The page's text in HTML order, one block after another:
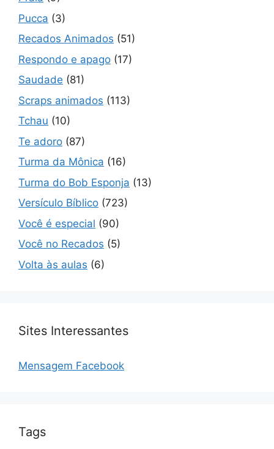
Pucca (3)
Recados Animados (51)
Respondo e apago (17)
Saudade (81)
Scraps animados (113)
Tchau (10)
Te adoro (87)
Turma da Mônica (16)
Turma do Bob Esponja (13)
Versículo Bíblico (723)
Você é especial (90)
Você no Recados (5)
Volta às aulas (6)
Sites Interessantes
Mensagem Facebook
Tags